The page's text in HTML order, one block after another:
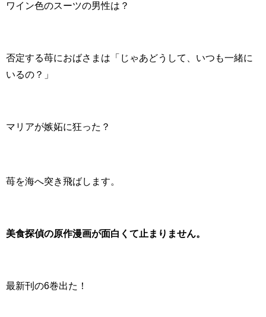
ワイン色のスーツの男性は？
否定する苺におばさまは「じゃあどうして、いつも一緒に
いるの？」
マリアが嫉妬に狂った？
苺を海へ突き飛ばします。
美食探偵の原作漫画が面白くて止まりません。
最新刊の6巻出た！